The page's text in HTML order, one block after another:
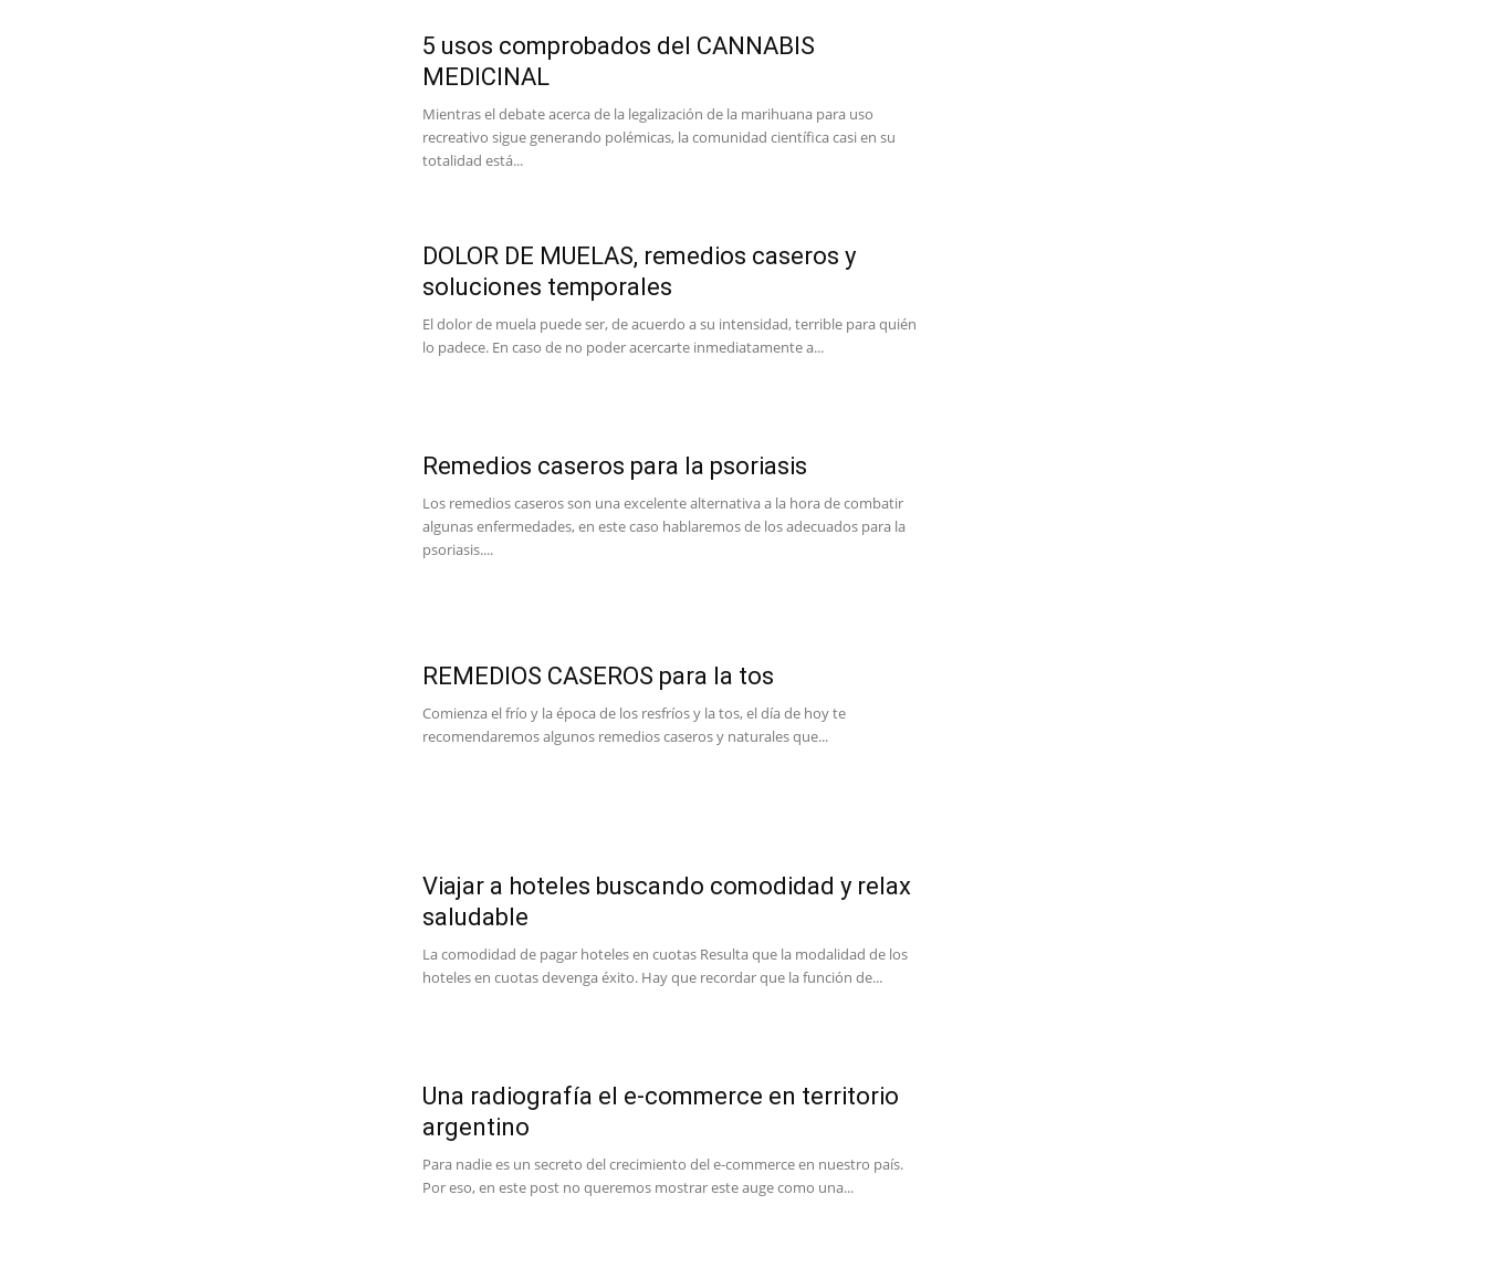
5 usos comprobados del CANNABIS
MEDICINAL
Mientras el debate acerca de la legalización de la marihuana para uso
recreativo sigue generando polémicas, la comunidad científica casi en su
totalidad está...
DOLOR DE MUELAS, remedios caseros y
soluciones temporales
El dolor de muela puede ser, de acuerdo a su intensidad, terrible para quién
lo padece. En caso de no poder acercarte inmediatamente a...
Remedios caseros para la psoriasis
Los remedios caseros son una excelente alternativa a la hora de combatir
algunas enfermedades, en este caso hablaremos de los adecuados para la
psoriasis....
REMEDIOS CASEROS para la tos
Comienza el frío y la época de los resfríos y la tos, el día de hoy te
recomendaremos algunos remedios caseros y naturales que...
Viajar a hoteles buscando comodidad y relax
saludable
La comodidad de pagar hoteles en cuotas Resulta que la modalidad de los
hoteles en cuotas devenga éxito. Hay que recordar que la función de...
Una radiografía el e-commerce en territorio
argentino
Para nadie es un secreto del crecimiento del e-commerce en nuestro país.
Por eso, en este post no queremos mostrar este auge como una...